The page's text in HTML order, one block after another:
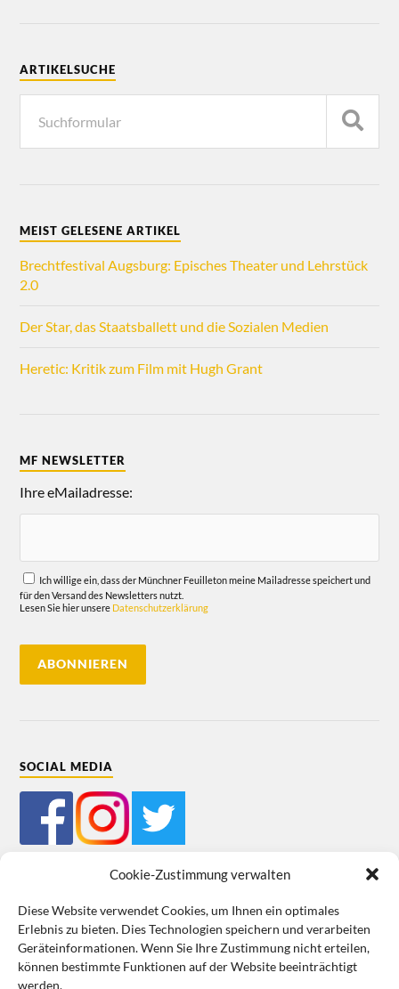
Cookie-Zustimmung verwalten
Diese Website verwendet Cookies, um Ihnen ein optimales
Erlebnis zu bieten. Dies Technologien speichern und verarbeiten
Geräteinformationen. Wenn Sie Ihre Zustimmung nicht erteilen,
können bestimmte Funktionen auf der Website beeinträchtigt
werden.
ARTIKELSUCHE
MEIST GELESENE ARTIKEL
Brechtfestival Augsburg: Episches Theater und Lehrstück
2.0
Der Star, das Staatsballett und die Sozialen Medien
Heretic: Kritik zum Film mit Hugh Grant
MF NEWSLETTER
Ihre eMailadresse:
Ich willige ein, dass der Münchner Feuilleton meine Mailadresse speichert und
für den Versand des Newsletters nutzt.
Lesen Sie hier unsere Datenschutzerklärung
SOCIAL MEDIA
Mein Bestellkonto Kundeninformationen Datenschutz
Cookie-Richtlinie (EU) Impressum